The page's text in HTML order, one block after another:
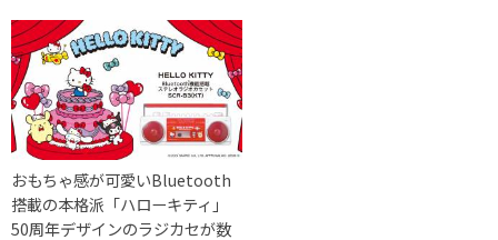
おもちゃ感が可愛いBluetooth
搭載の本格派「ハローキティ」
50周年デザインのラジカセが数